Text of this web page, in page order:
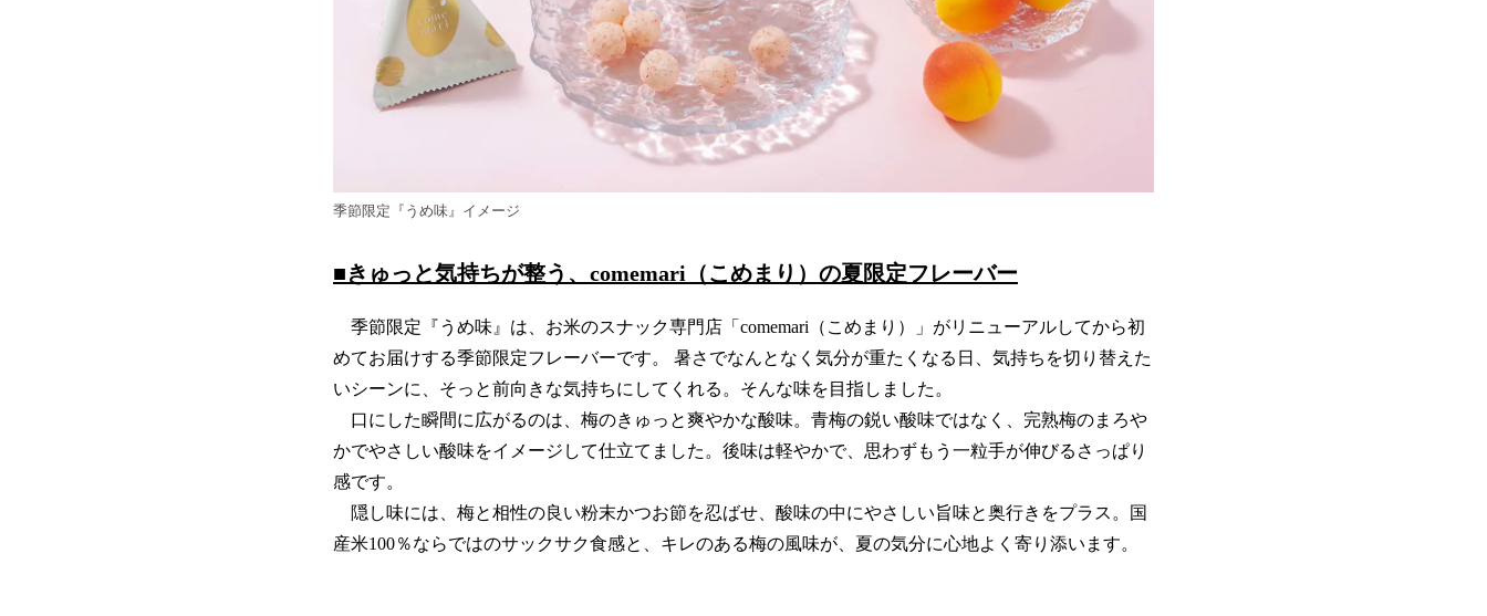
季節限定『うめ味』イメージ
■きゅっと気持ちが整う、comemari（こめまり）の夏限定フレーバー
季節限定『うめ味』は、お米のスナック専門店「comemari（こめまり）」がリニューアルしてから初
めてお届けする季節限定フレーバーです。 暑さでなんとなく気分が重たくなる日、気持ちを切り替えた
いシーンに、そっと前向きな気持ちにしてくれる。そんな味を目指しました。
口にした瞬間に広がるのは、梅のきゅっと爽やかな酸味。青梅の鋭い酸味ではなく、完熟梅のまろや
かでやさしい酸味をイメージして仕立てました。後味は軽やかで、思わずもう一粒手が伸びるさっぱり
感です。
隠し味には、梅と相性の良い粉末かつお節を忍ばせ、酸味の中にやさしい旨味と奥行きをプラス。国
産米100％ならではのサックサク食感と、キレのある梅の風味が、夏の気分に心地よく寄り添います。